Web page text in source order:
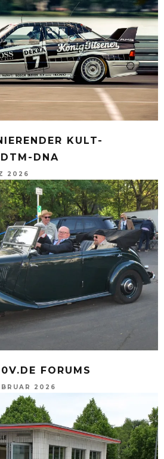
KULT-
DNA
2026
FORUMS
2026